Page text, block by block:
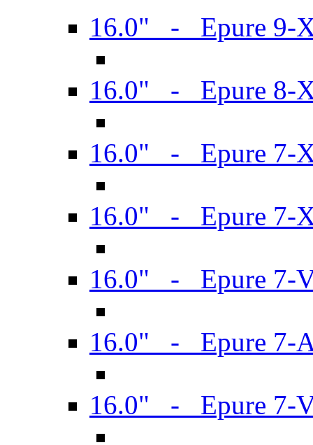
16.0" - Epure 9-
16.0" - Epure 8-
16.0" - Epure 7-
16.0" - Epure 7-
16.0" - Epure 7-
16.0" - Epure 7-
16.0" - Epure 7-